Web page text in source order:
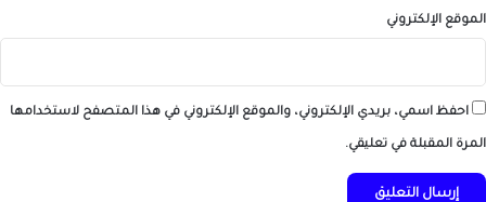
الموقع الإلكتروني
احفظ اسمي، بريدي الإلكتروني، والموقع الإلكتروني في هذا المتصفح لاستخدامها
المرة المقبلة في تعليقي.